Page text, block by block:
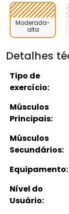
Moderada-
alta
Detalhes
Tipo de
exercício:
Músculos
Principais:
Músculos
Secundários:
Equipamento:
Nível do
Usuário: